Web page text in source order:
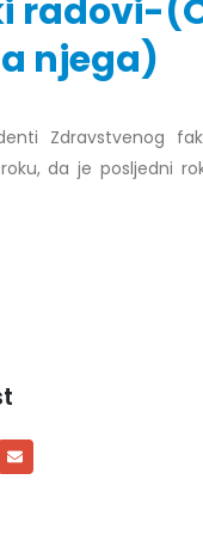
radovi-
njega)
Zdravstvenog
da je posljedni
– rezultati
– rezultati
24/07/